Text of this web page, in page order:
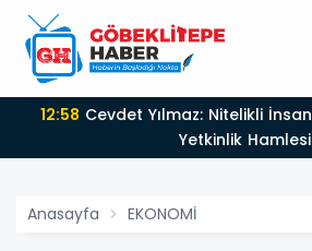
12:58
Yetkinlik Hamlesi
Anasayfa EKONOMİ